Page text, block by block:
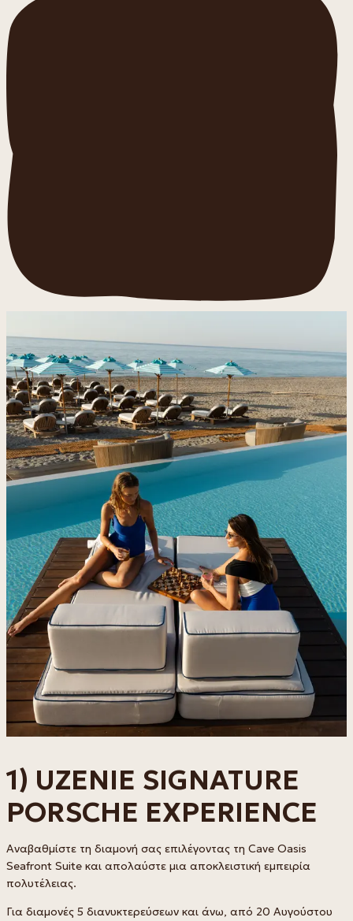
1) UZENIE SIGNATURE
PORSCHE EXPERIENCE
Αναβαθμίστε τη διαμονή σας επιλέγοντας τη Cave Oasis
Seafront Suite και απολαύστε μια αποκλειστική εμπειρία
πολυτέλειας.
Για διαμονές 5 διανυκτερεύσεων και άνω, από 20 Αυγούστου